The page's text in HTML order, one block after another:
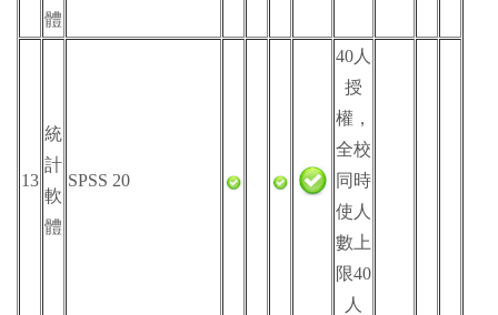
體
13
統
計
軟
體
SPSS 20
40人
授
權，
全校
同時
使人
數上
限40
人